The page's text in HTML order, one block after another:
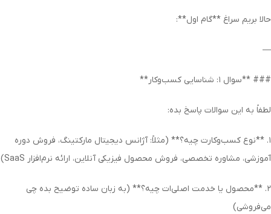
حالا بریم سراغ **گام اول**:
—
### **سوال ۱: شناسایی کسب‌وکار**
لطفاً به این سوالات پاسخ بده:
۱. **نوع کسب‌وکارت چیه؟** (مثلاً: آژانس دیجیتال مارکتینگ، فروش دوره
آموزشی، مشاوره تخصصی، فروش محصول فیزیکی آنلاین، ارائه نرم‌افزار SaaS)
۲. **محصول یا خدمت اصلی‌ات چیه؟** (به زبان ساده توضیح بده چی
می‌فروشی)